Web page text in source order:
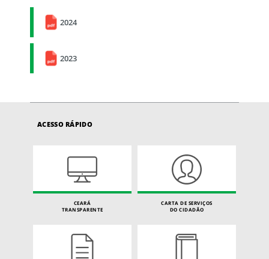
2024
2023
ACESSO RÁPIDO
CEARÁ
TRANSPARENTE
CARTA DE SERVIÇOS
DO CIDADÃO